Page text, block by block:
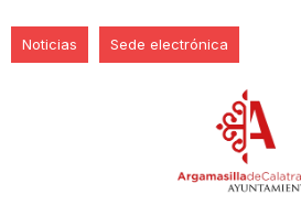
Noticias Sede electrónica